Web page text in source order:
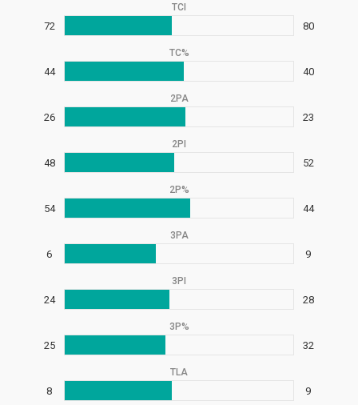
TCI
72 80
TC%
44 40
2PA
26 23
2PI
48 52
2P%
54 44
3PA
6 9
3PI
24 28
3P%
25 32
TLA
8 9